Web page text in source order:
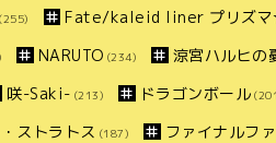
(255) Fate/kaleid liner プリズマ
NARUTO (234) 涼宮ハルヒの
咲-Saki- (213) ドラゴンボール
ストラトス (187) ファイナルフ